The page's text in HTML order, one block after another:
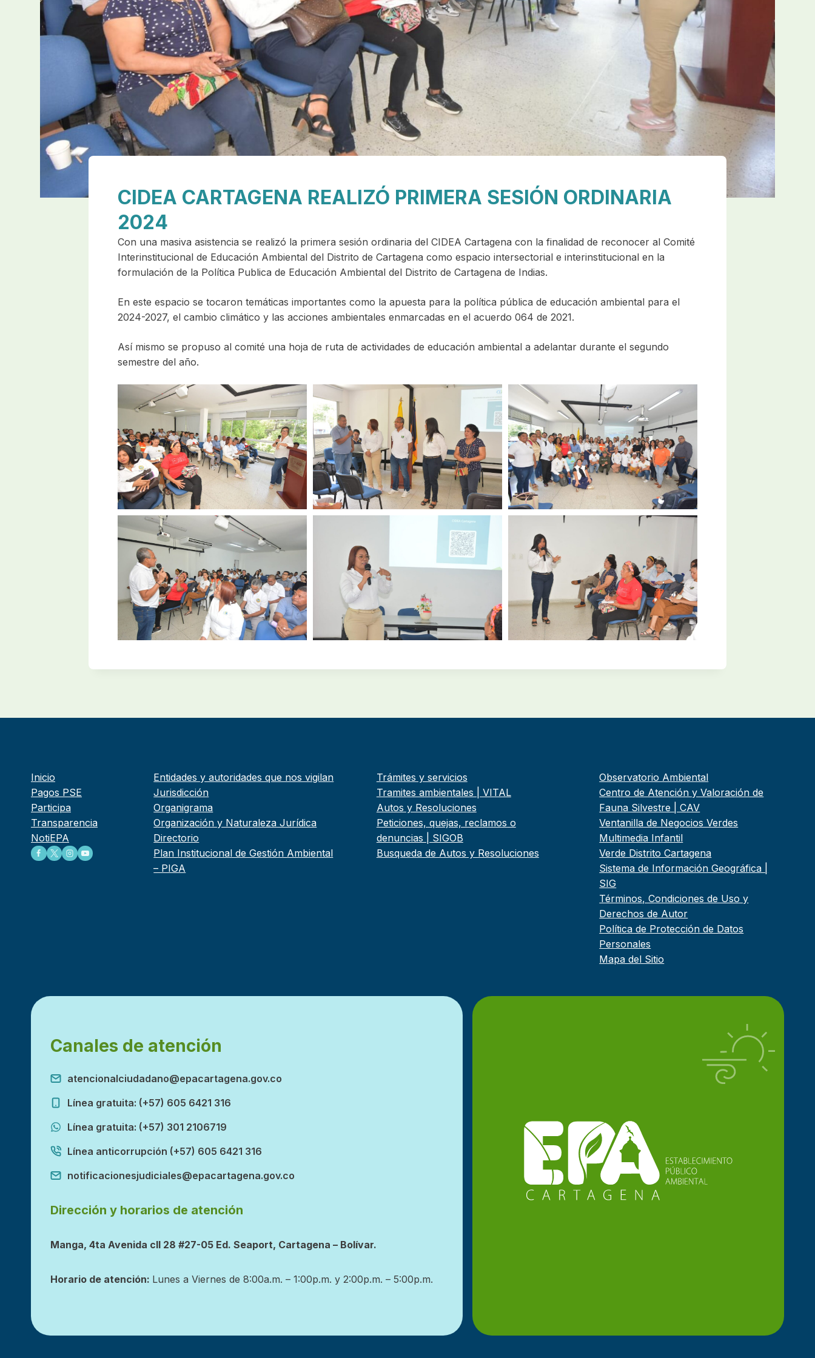
CIDEA CARTAGENA REALIZÓ PRIMERA SESIÓN ORDINARIA
2024
Con una masiva asistencia se realizó la primera sesión ordinaria del CIDEA Cartagena con la finalidad de reconocer al Comité
Interinstitucional de Educación Ambiental del Distrito de Cartagena como espacio intersectorial e interinstitucional en la
formulación de la Política Publica de Educación Ambiental del Distrito de Cartagena de Indias.
En este espacio se tocaron temáticas importantes como la apuesta para la política pública de educación ambiental para el
2024-2027, el cambio climático y las acciones ambientales enmarcadas en el acuerdo 064 de 2021.
Así mismo se propuso al comité una hoja de ruta de actividades de educación ambiental a adelantar durante el segundo
semestre del año.
Inicio
Pagos PSE
Participa
Transparencia
NotiEPA
Entidades y autoridades que nos vigilan
Jurisdicción
Organigrama
Organización y Naturaleza Jurídica
Directorio
Plan Institucional de Gestión Ambiental
– PIGA
Trámites y servicios
Tramites ambientales | VITAL
Autos y Resoluciones
Peticiones, quejas, reclamos o
denuncias | SIGOB
Busqueda de Autos y Resoluciones
Observatorio Ambiental
Centro de Atención y Valoración de
Fauna Silvestre | CAV
Ventanilla de Negocios Verdes
Multimedia Infantil
Verde Distrito Cartagena
Sistema de Información Geográfica |
SIG
Términos, Condiciones de Uso y
Derechos de Autor
Política de Protección de Datos
Personales
Mapa del Sitio
Canales de atención
atencionalciudadano@epacartagena.gov.co
Línea gratuita: (+57) 605 6421 316
Línea gratuita: (+57) 301 2106719
Línea anticorrupción (+57) 605 6421 316
notificacionesjudiciales@epacartagena.gov.co
Dirección y horarios de atención
Manga, 4ta Avenida cll 28 #27-05 Ed. Seaport, Cartagena – Bolívar.
Horario de atención: Lunes a Viernes de 8:00a.m. – 1:00p.m. y 2:00p.m. – 5:00p.m.